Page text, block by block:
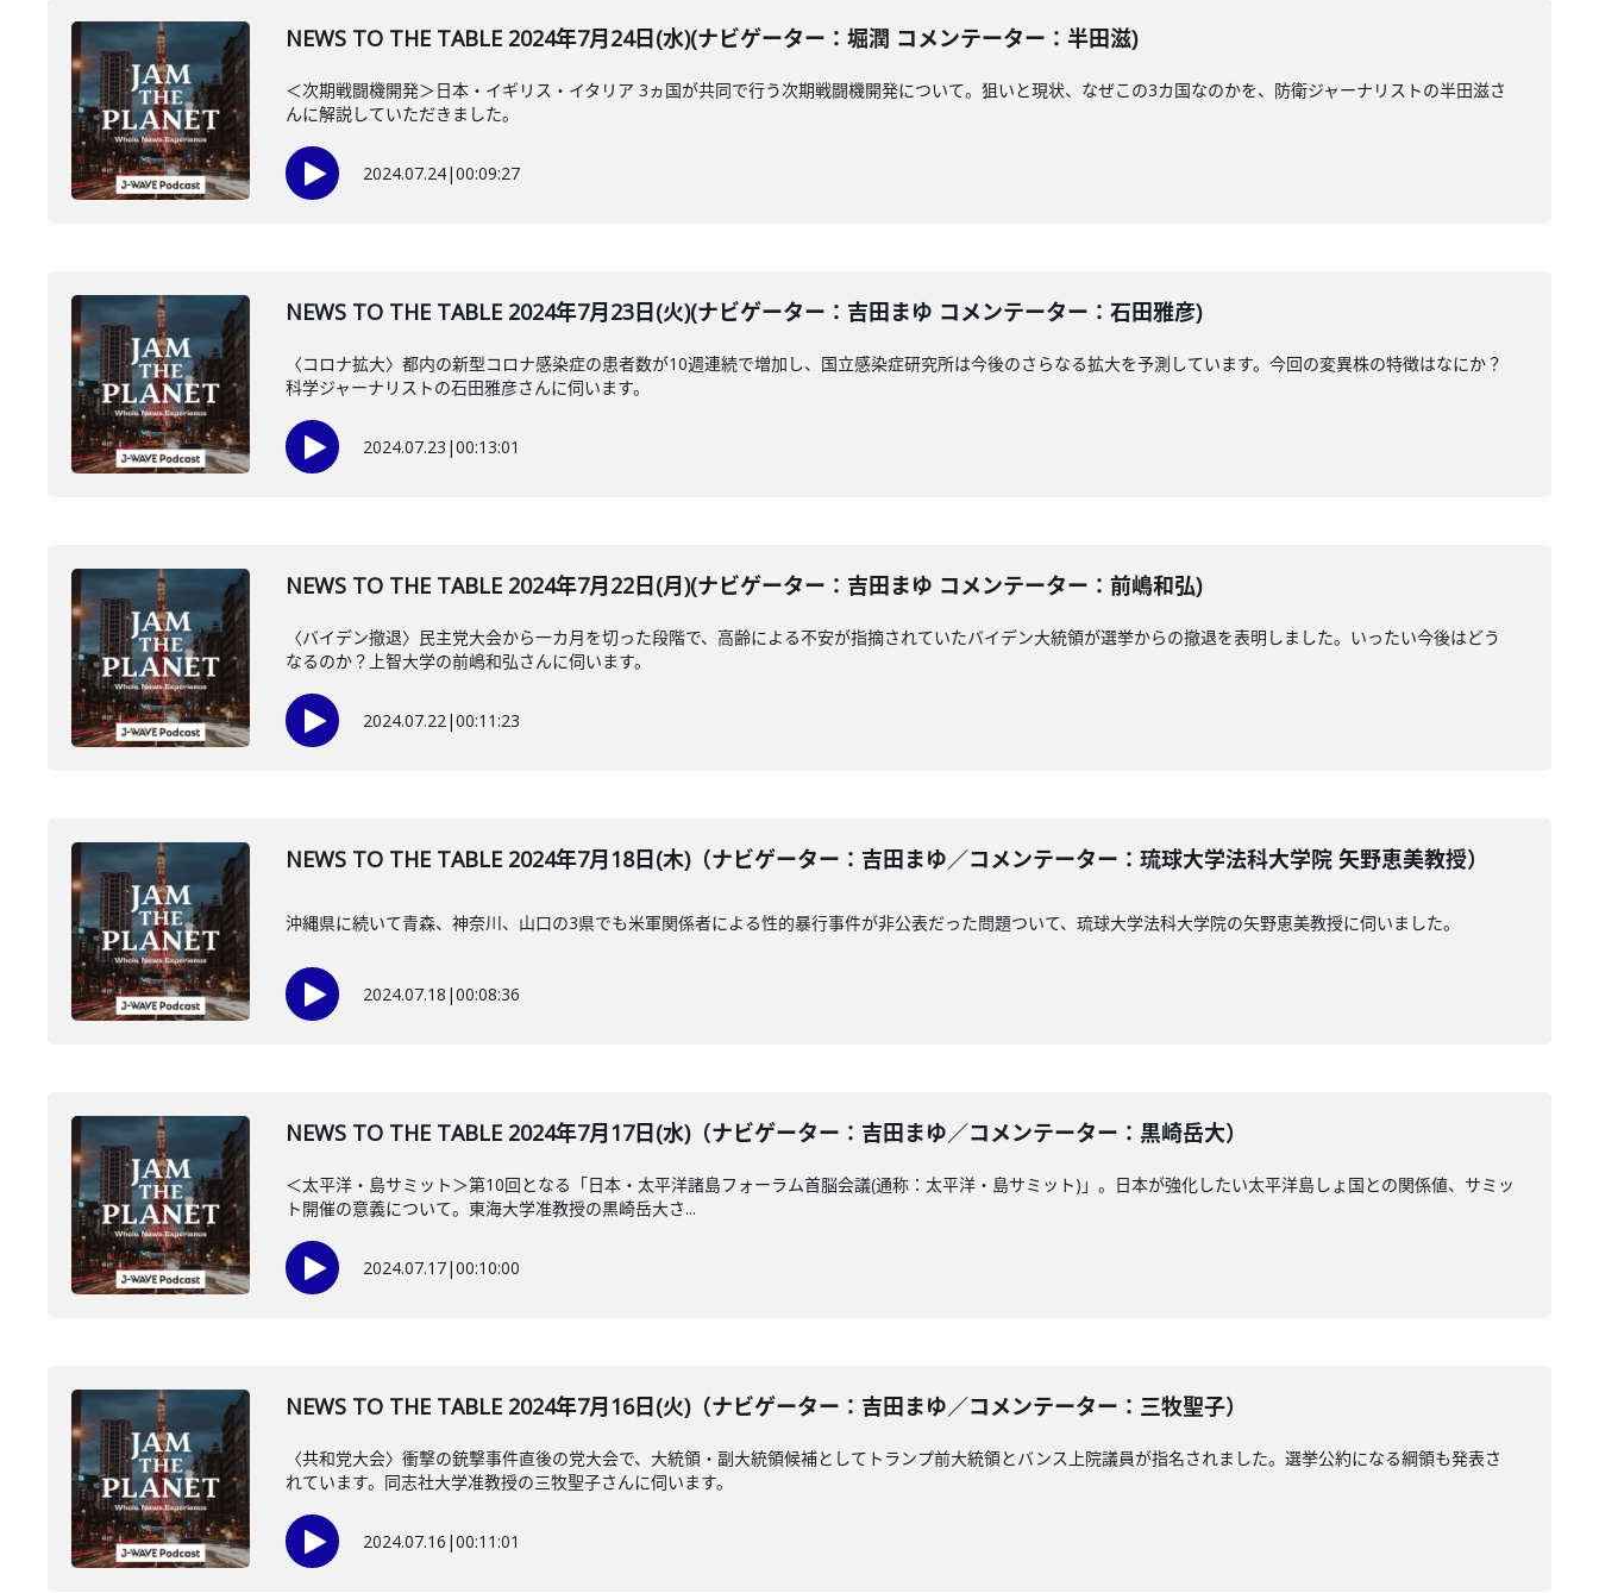
NEWS TO THE TABLE 2024年7月24日(水)(ナビゲーター：堀潤 コメンテーター：半田滋)
＜次期戦闘機開発＞日本・イギリス・イタリア 3ヵ国が共同で行う次期戦闘機開発について。狙いと現状、なぜこの3カ国なのかを、防衛ジャーナリストの半田滋さ
んに解説していただきました。
2024.07.24|00:09:27
NEWS TO THE TABLE 2024年7月23日(火)(ナビゲーター：吉田まゆ コメンテーター：石田雅彦)
〈コロナ拡大〉都内の新型コロナ感染症の患者数が10週連続で増加し、国立感染症研究所は今後のさらなる拡大を予測しています。今回の変異株の特徴はなにか？
科学ジャーナリストの石田雅彦さんに伺います。
2024.07.23 |00:13:01
NEWS TO THE TABLE 2024年7月22日(月)(ナビゲーター：吉田まゆ コメンテーター：前嶋和弘)
〈バイデン撤退〉民主党大会から一カ月を切った段階で、高齢による不安が指摘されていたバイデン大統領が選挙からの撤退を表明しました。いったい今後はどう
なるのか？上智大学の前嶋和弘さんに伺います。
2024.07.22|00:11:23
NEWS TO THE TABLE 2024年7月18日(木)（ナビゲーター：吉田まゆ／コメンテーター：琉球大学法科大学院 矢野恵美教授）
沖縄県に続いて青森、神奈川、山口の3県でも米軍関係者による性的暴行事件が非公表だった問題ついて、琉球大学法科大学院の矢野恵美教授に伺いました。
2024.07.18 |00:08:36
NEWS TO THE TABLE 2024年7月17日(水)（ナビゲーター：吉田まゆ／コメンテーター：黒崎岳大）
＜太平洋・島サミット＞第10回となる「日本・太平洋諸島フォーラム首脳会議(通称：太平洋・島サミット)」。日本が強化したい太平洋島しょ国との関係値、サミッ
ト開催の意義について。東海大学准教授の黒崎岳大さ...
2024.07.17|00:10:00
NEWS TO THE TABLE 2024年7月16日(火)（ナビゲーター：吉田まゆ／コメンテーター：三牧聖子）
〈共和党大会〉衝撃の銃撃事件直後の党大会で、大統領・副大統領候補としてトランプ前大統領とバンス上院議員が指名されました。選挙公約になる綱領も発表さ
れています。同志社大学准教授の三牧聖子さんに伺います。
2024.07.16 |00:11:01